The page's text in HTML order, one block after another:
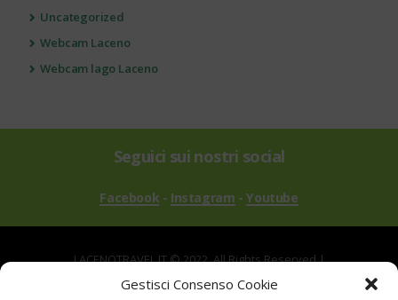
Gestisci Consenso Cookie
Uncategorized
Webcam Laceno
Webcam lago Laceno
Seguici sui nostri social
Facebook - Instagram -Youtube
LACENOTRAVEL.IT © 2022. All Rights Reserved |
via Alle Mandrie, 83043 Bagnoli Irpino AV | P.IVA